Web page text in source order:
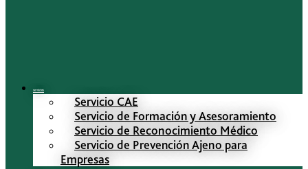
Servicios
Servicio CAE
Servicio de Formación y Asesoramiento
Servicio de Reconocimiento Médico
Servicio de Prevención Ajeno para
Empresas